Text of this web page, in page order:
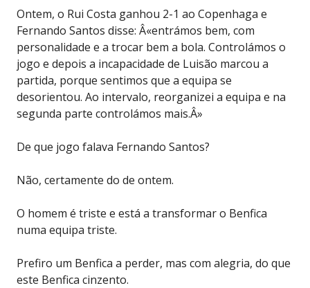
Ontem, o Rui Costa ganhou 2-1 ao Copenhaga e
Fernando Santos disse: Â«entrámos bem, com
personalidade e a trocar bem a bola. Controlámos o
jogo e depois a incapacidade de Luisão marcou a
partida, porque sentimos que a equipa se
desorientou. Ao intervalo, reorganizei a equipa e na
segunda parte controlámos mais.Â»
De que jogo falava Fernando Santos?
Não, certamente do de ontem.
O homem é triste e está a transformar o Benfica
numa equipa triste.
Prefiro um Benfica a perder, mas com alegria, do que
este Benfica cinzento.